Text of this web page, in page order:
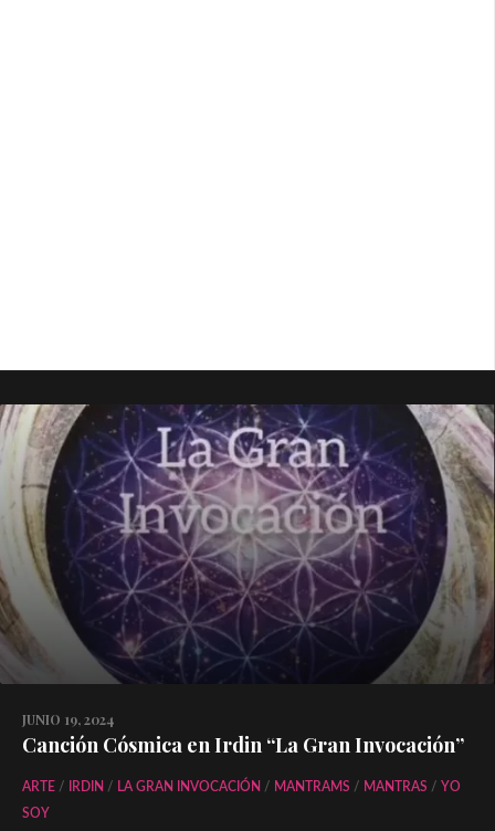
JUNIO 19, 2024
Canción Cósmica en Irdin “La Gran Invocación”
ARTE / IRDIN / LA GRAN INVOCACIÓN / MANTRAMS / MANTRAS / YO
SOY